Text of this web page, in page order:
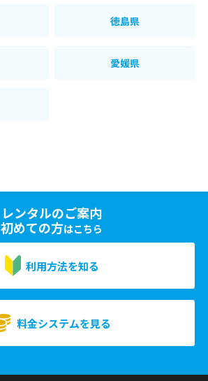
徳島県
愛媛県
レンタルのご案内
初めての方はこちら
利用方法を知る
料金システムを見る